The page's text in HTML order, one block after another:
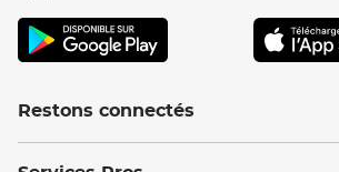
Restons connectés